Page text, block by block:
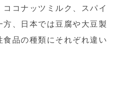
コナッツミルク、スパイ
、日本では豆腐や大豆製
品の種類にそれぞれ違い